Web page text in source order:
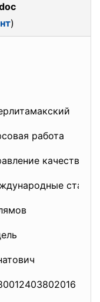
)
работа
качеством